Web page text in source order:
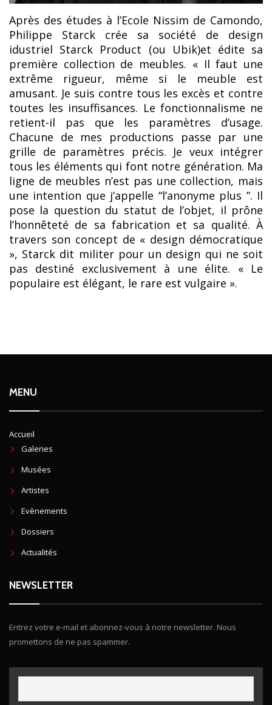
Après des études à l’Ecole Nissim de Camondo,
Philippe Starck crée sa société de design
idustriel Starck Product (ou Ubik)et édite sa
première collection de meubles. « Il faut une
extrême rigueur, même si le meuble est
amusant. Je suis contre tous les excès et contre
toutes les insuffisances. Le fonctionnalisme ne
retient-il pas que les paramètres d’usage.
Chacune de mes productions passe par une
grille de paramètres précis. Je veux intégrer
tous les éléments qui font notre génération. Ma
ligne de meubles n’est pas une collection, mais
une intention que j’appelle “l’anonyme plus ”. Il
pose la question du statut de l’objet, il prône
l’honnêteté de sa fabrication et sa qualité. À
travers son concept de « design démocratique
», Starck dit militer pour un design qui ne soit
pas destiné exclusivement à une élite. « Le
populaire est élégant, le rare est vulgaire ».
MENU
Accueil
Galeries
Musées
Artistes
Evènements
Dossiers
Actualités
NEWSLETTER
Entrez votre e-mail et abonnez-vous à notre newsletter. Nous
promettons de ne pas spammer.